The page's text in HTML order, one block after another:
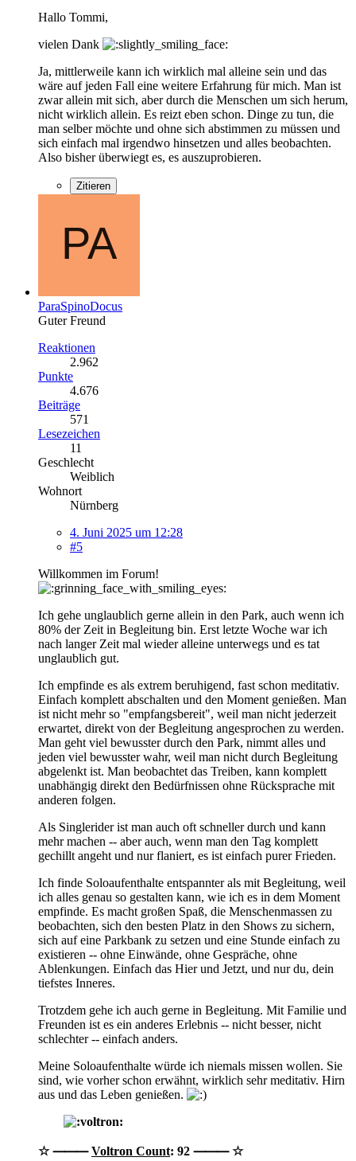
Hallo Tommi,
vielen Dank
Ja, mittlerweile kann ich wirklich mal alleine sein und das
wäre auf jeden Fall eine weitere Erfahrung für mich. Man ist
zwar allein mit sich, aber durch die Menschen um sich herum,
nicht wirklich allein. Es reizt eben schon. Dinge zu tun, die
man selber möchte und ohne sich abstimmen zu müssen und
sich einfach mal irgendwo hinsetzen und alles beobachten.
Also bisher überwiegt es, es auszuprobieren.
Zitieren
ParaSpinoDocus
Guter Freund
Reaktionen
2.962
Punkte
4.676
Beiträge
571
Lesezeichen
11
Geschlecht
Weiblich
Wohnort
Nürnberg
4. Juni 2025 um 12:28
#5
Willkommen im Forum!
Ich gehe unglaublich gerne allein in den Park, auch wenn ich
80% der Zeit in Begleitung bin. Erst letzte Woche war ich
nach langer Zeit mal wieder alleine unterwegs und es tat
unglaublich gut.
Ich empfinde es als extrem beruhigend, fast schon meditativ.
Einfach komplett abschalten und den Moment genießen. Man
ist nicht mehr so "empfangsbereit", weil man nicht jederzeit
erwartet, direkt von der Begleitung angesprochen zu werden.
Man geht viel bewusster durch den Park, nimmt alles und
jeden viel bewusster wahr, weil man nicht durch Begleitung
abgelenkt ist. Man beobachtet das Treiben, kann komplett
unabhängig direkt den Bedürfnissen ohne Rücksprache mit
anderen folgen.
Als Singlerider ist man auch oft schneller durch und kann
mehr machen -- aber auch, wenn man den Tag komplett
gechillt angeht und nur flaniert, es ist einfach purer Frieden.
Ich finde Soloaufenthalte entspannter als mit Begleitung, weil
ich alles genau so gestalten kann, wie ich es in dem Moment
empfinde. Es macht großen Spaß, die Menschenmassen zu
beobachten, sich den besten Platz in den Shows zu sichern,
sich auf eine Parkbank zu setzen und eine Stunde einfach zu
existieren -- ohne Einwände, ohne Gespräche, ohne
Ablenkungen. Einfach das Hier und Jetzt, und nur du, dein
tiefstes Inneres.
Trotzdem gehe ich auch gerne in Begleitung. Mit Familie und
Freunden ist es ein anderes Erlebnis -- nicht besser, nicht
schlechter -- einfach anders.
Meine Soloaufenthalte würde ich niemals missen wollen. Sie
sind, wie vorher schon erwähnt, wirklich sehr meditativ. Hirn
aus und das Leben genießen.
☆ ⸻Voltron Count: 92 ⸻ ☆